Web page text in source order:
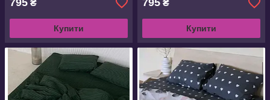
795 ₴
Купити
795 ₴
Купити